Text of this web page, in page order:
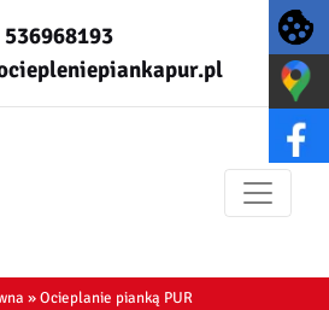
536968193
»Ocieplanie pianką PUR